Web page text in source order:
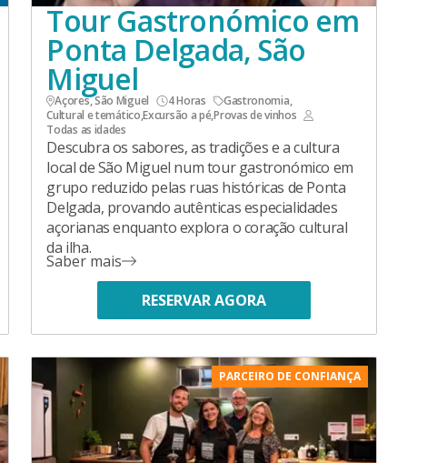
Tour Gastronómico em
Ponta Delgada, São
Miguel
Açores, São Miguel 4 Horas Gastronomia,
Cultural e temático,Excursão a pé,Provas de vinhos
Todas as idades
Descubra os sabores, as tradições e a cultura
local de São Miguel num tour gastronómico em
grupo reduzido pelas ruas históricas de Ponta
Delgada, provando autênticas especialidades
açorianas enquanto explora o coração cultural
da ilha.
Saber mais
RESERVAR AGORA
PARCEIRO DE CONFIANÇA